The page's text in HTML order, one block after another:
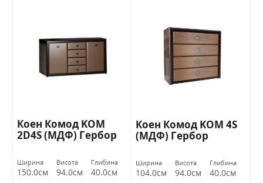
Коен Комод KOM
2D4S (МДФ) Гербор
Ширина
150.0см
Висота
94.0см
Глибина
40.0см
Коен Комод KOM 4S
(МДФ) Гербор
Ширина
104.0см
Висота
94.0см
Глибина
40.0см